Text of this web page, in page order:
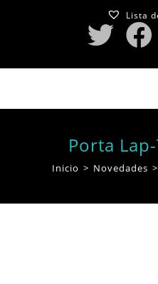
Lista
Porta
Inicio > Novedades >